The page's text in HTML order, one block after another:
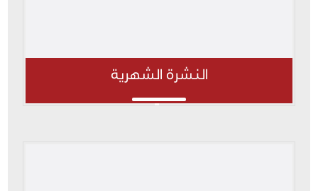
النشرة الشهرية